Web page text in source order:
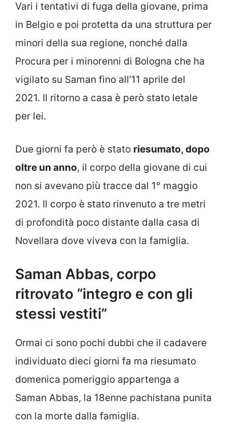
Vari i tentativi di fuga della giovane, prima
in Belgio e poi protetta da una struttura per
minori della sua regione, nonché dalla
Procura per i minorenni di Bologna che ha
vigilato su Saman fino all’11 aprile del
2021. Il ritorno a casa è però stato letale
per lei.
Due giorni fa però è stato riesumato, dopo
oltre un anno, il corpo della giovane di cui
non si avevano più tracce dal 1° maggio
2021. Il corpo è stato rinvenuto a tre metri
di profondità poco distante dalla casa di
Novellara dove viveva con la famiglia.
Saman Abbas, corpo
ritrovato “integro e con gli
stessi vestiti”
Ormai ci sono pochi dubbi che il cadavere
individuato dieci giorni fa ma riesumato
domenica pomeriggio appartenga a
Saman Abbas, la 18enne pachistana punita
con la morte dalla famiglia.